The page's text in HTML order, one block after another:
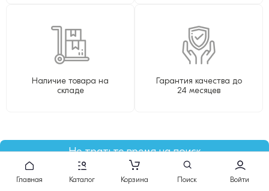
Наличие товара на
складе
Гарантия качества до
24 месяцев
Не тратьте время на поиск
подберем картридж за вас!
Главная Каталог Корзина Поиск Войти